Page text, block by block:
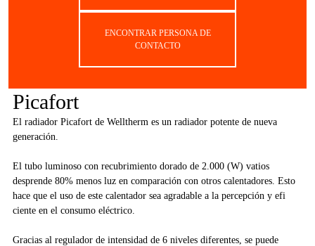
ENCONTRAR PERSONA DE
CONTACTO
Picafort
El radiador Picafort de Welltherm es un radiador potente de nueva
generación.
El tubo luminoso con recubrimiento dorado de 2.000 (W) vatios
desprende 80% menos luz en comparación con otros calentadores. Esto
hace que el uso de este calentador sea agradable a la percepción y efi
ciente en el consumo eléctrico.
Gracias al regulador de intensidad de 6 niveles diferentes, se puede